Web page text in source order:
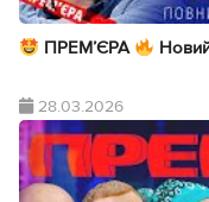
ПРЕМ’ЄРА
28.03.2026